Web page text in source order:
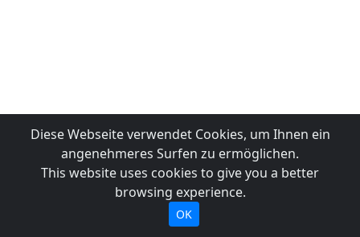
Diese Webseite verwendet Cookies, um Ihnen ein
angenehmeres Surfen zu ermöglichen.
This website uses cookies to give you a better
browsing experience.
OK